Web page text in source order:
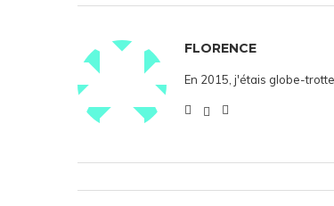
FLORENCE
En 2015, j'étais globe-